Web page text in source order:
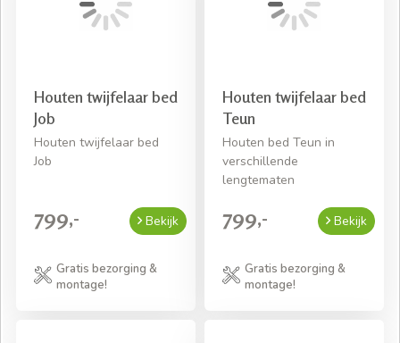
Houten twijfelaar bed
Job
Houten twijfelaar bed
Job
799,- Bekijk
Gratis bezorging &
montage!
Houten twijfelaar bed
Teun
Houten bed Teun in
verschillende
lengtematen
799,- Bekijk
Gratis bezorging &
montage!